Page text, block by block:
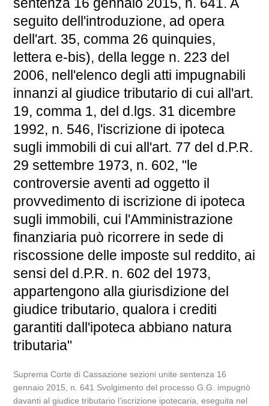
seguito dell'introduzione, ad opera
dell'art. 35, comma 26 quinquies,
lettera e-bis), della legge n. 223 del
2006, nell'elenco degli atti impugnabili
innanzi al giudice tributario di cui all'art.
19, comma 1, del d.lgs. 31 dicembre
1992, n. 546, l'iscrizione di ipoteca
sugli immobili di cui all'art. 77 del d.P.R.
29 settembre 1973, n. 602, "le
controversie aventi ad oggetto il
provvedimento di iscrizione di ipoteca
sugli immobili, cui l'Amministrazione
finanziaria può ricorrere in sede di
riscossione delle imposte sul reddito, ai
sensi del d.P.R. n. 602 del 1973,
appartengono alla giurisdizione del
giudice tributario, qualora i crediti
garantiti dall'ipoteca abbiano natura
tributaria"
Suprema Corte di Cassazione sezioni unite sentenza 16
gennaio 2015, n. 641 Svolgimento del processo G.G. impugnò
davanti al giudice tributario l’iscrizione ipotecaria, eseguita nel